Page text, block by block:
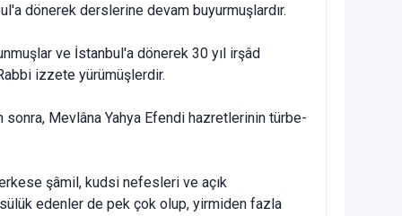
dönerek derslerine de­vam buyurmuşlardır.
ve İstanbul'a döne­rek 30 yıl irşâd
izzete yürümüşlerdir.
sonra, Mevlâna Yahya Efendi hazretlerinin türbe-
şâmil, kudsi nefes­leri ve açık
edenler de pek çok olup, yirmiden fazla